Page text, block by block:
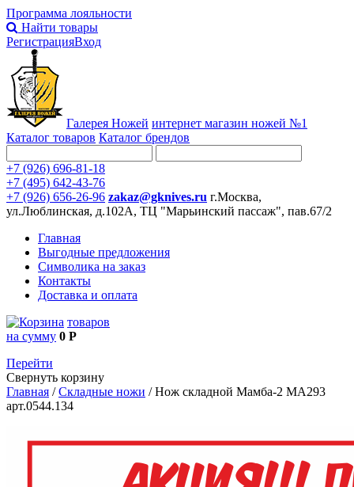
Программа лояльности
Найти товары
РегистрацияВход
Галерея Ножей интернет магазин ножей №1
Каталог товаров Каталог брендов
+7 (926) 696-81-18
+7 (495) 642-43-76
+7 (926) 656-26-96 zakaz@gknives.ru г.Москва,
ул.Люблинская, д.102А, ТЦ "Марьинский пассаж", пав.67/2
Главная
Выгодные предложения
Символика на заказ
Контакты
Доставка и оплата
товаров
на сумму 0 Р
Перейти
Свернуть корзину
Главная /Складные ножи /Нож складной Мамба-2 MA293
арт.0544.134